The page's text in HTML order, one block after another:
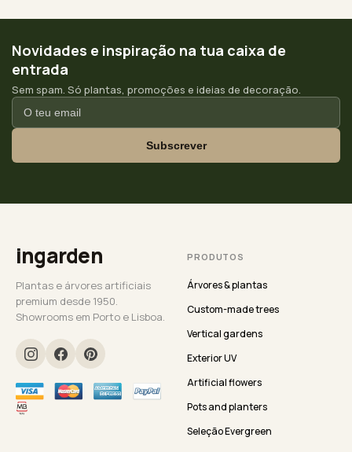
Novidades e inspiração na tua caixa de
entrada
Sem spam. Só plantas, promoções e ideias de decoração.
Subscrever
ingarden
Plantas e árvores artificiais
premium desde 1950.
Showrooms em Porto e Lisboa.
PRODUTOS
Árvores & plantas
Custom-made trees
Vertical gardens
Exterior UV
Artificial flowers
Pots and planters
Seleção Evergreen